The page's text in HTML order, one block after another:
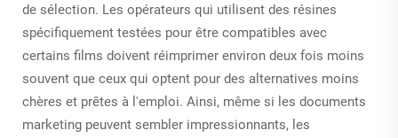
de sélection. Les opérateurs qui utilisent des résines
spécifiquement testées pour être compatibles avec
certains films doivent réimprimer environ deux fois moins
souvent que ceux qui optent pour des alternatives moins
chères et prêtes à l'emploi. Ainsi, même si les documents
marketing peuvent sembler impressionnants, les